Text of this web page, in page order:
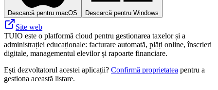
Descarcă pentru macOS Descarcă pentru Windows
Site web
TUIO este o platformă cloud pentru gestionarea taxelor și a
administrației educaționale: facturare automată, plăți online, înscrieri
digitale, managementul elevilor și rapoarte financiare.
Ești dezvoltatorul acestei aplicații? Confirmă proprietatea pentru a
gestiona această listare.